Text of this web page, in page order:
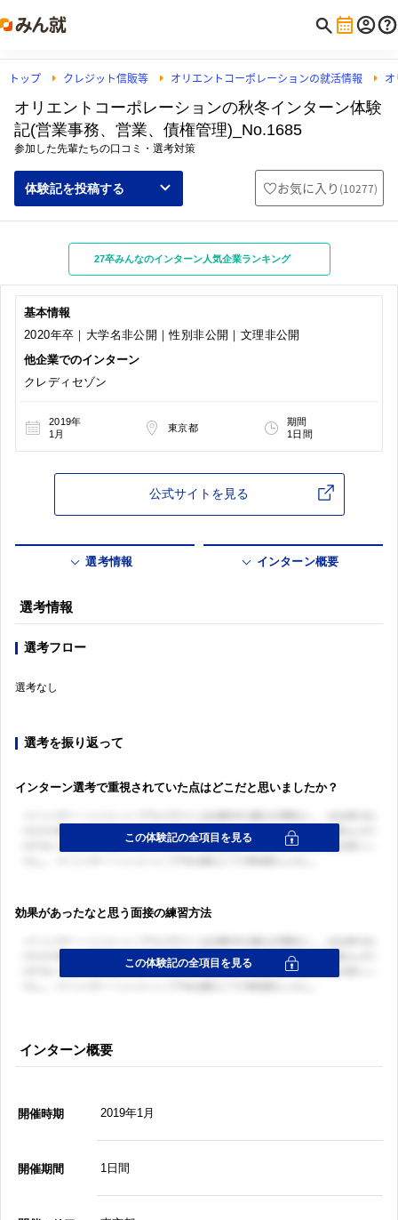
トップ クレジット信販等 オリエントコーポレーションの就活情報
オリエントコーポレーションの秋冬インターン体験
記(営業事務、営業、債権管理)_No.1685
参加した先輩たちの口コミ・選考対策
体験記を投稿する お気に入り (10277)
27卒みんなのインターン人気企業ランキング
基本情報
2020年卒｜大学名非公開｜性別非公開｜文理非公開
他企業でのインターン
クレディセゾン
2019年
1月
東京都
期間
1日間
公式サイトを見る
選考情報 インターン概要
選考情報
選考フロー
選考なし
選考を振り返って
インターン選考で重視されていた点はどこだと思いましたか？
効果があったなと思う面接の練習方法
インターン概要
開催時期 2019年1月
開催期間 1日間